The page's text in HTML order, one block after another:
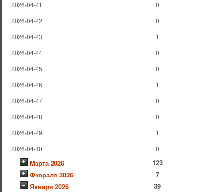
2026-04-21
0
2026-04-22
0
2026-04-23
1
2026-04-24
0
2026-04-25
0
2026-04-26
1
2026-04-27
0
2026-04-28
0
2026-04-29
1
2026-04-30
0
Марта 2026
123
Февраля 2026
7
Января 2026
39